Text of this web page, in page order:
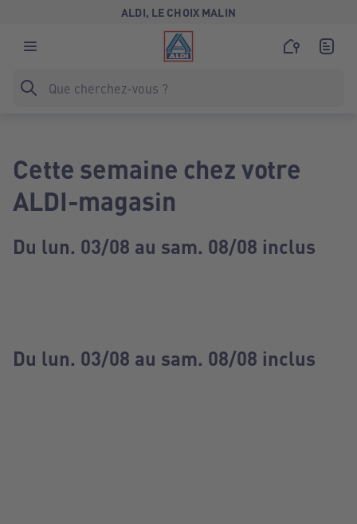
ALDI, LE CHOIX MALIN
Cette semaine chez votre
ALDI-magasin
Du lun. 03/08 au sam. 08/08 inclus
Du lun. 03/08 au sam. 08/08 inclus